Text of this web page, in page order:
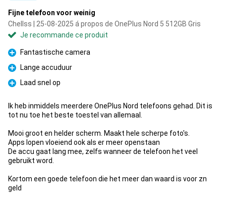
Fijne telefoon voor weinig
Chellss | 25-08-2025 á propos de OnePlus Nord 5 512GB Gris
Je recommande ce produit
Pour
Fantastische camera
Pour
Lange accuduur
Pour
Laad snel op
Ik heb inmiddels meerdere OnePlus Nord telefoons gehad. Dit is
tot nu toe het beste toestel van allemaal.
Mooi groot en helder scherm. Maakt hele scherpe foto's.
Apps lopen vloeiend ook als er meer openstaan
De accu gaat lang mee, zelfs wanneer de telefoon het veel
gebruikt word.
Kortom een goede telefoon die het meer dan waard is voor zn
geld